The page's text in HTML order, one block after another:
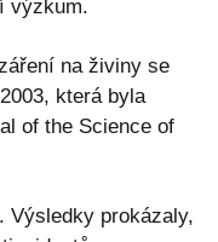
výzkum.
na živiny se
která byla
of the Science of
Výsledky prokázaly,